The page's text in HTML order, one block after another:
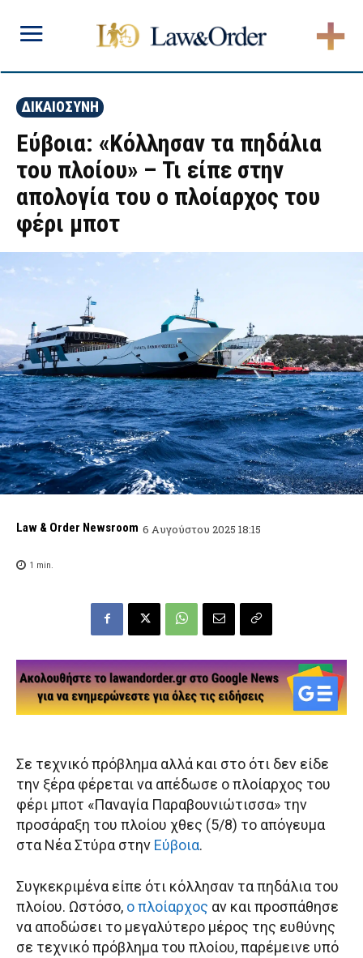
ΔΙΚΑΙΟΣΥΝΗ
Εύβοια: «Κόλλησαν τα πηδάλια
του πλοίου» – Τι είπε στην
απολογία του ο πλοίαρχος του
φέρι μποτ
Law & Order Newsroom 6 Αυγούστου 2025 18:15
1 min.
Σε τεχνικό πρόβλημα αλλά και στο ότι δεν είδε
την ξέρα φέρεται να απέδωσε ο πλοίαρχος του
φέρι μποτ «Παναγία Παραβουνιώτισσα» την
προσάραξη του πλοίου χθες (5/8) το απόγευμα
στα Νέα Στύρα στην Εύβοια.
Συγκεκριμένα είπε ότι κόλλησαν τα πηδάλια του
πλοίου. Ωστόσο, ο πλοίαρχος αν και προσπάθησε
να αποδώσει το μεγαλύτερο μέρος της ευθύνης
σε τεχνικό πρόβλημα του πλοίου, παρέμεινε υπό